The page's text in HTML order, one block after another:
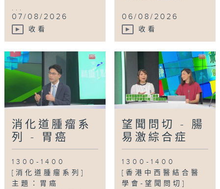
...
07/08/2026
收看
06/08/2026
收看
消化道腫瘤系
列 - 胃癌
1300-1400
[消化道腫瘤系列]
主題：胃癌
望聞問切 - 腸
易激綜合症
1300-1400
[香港中西醫結合醫
學會-望聞問切]